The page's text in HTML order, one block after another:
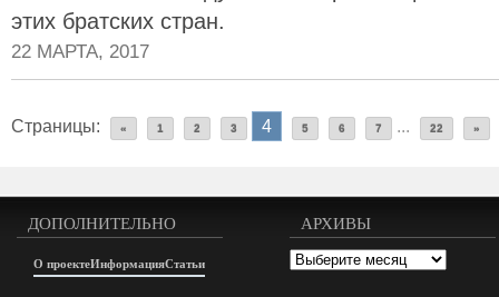
этих братских стран.
22 МАРТА, 2017
Страницы: « 1 2 3 4 5 6 7 ... 22 »
ДОПОЛНИТЕЛЬНО
О проектеИнформацияСтатьи
АРХИВЫ
Архивы